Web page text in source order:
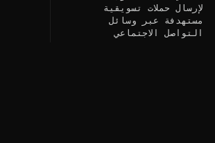
لإرسال حملات تسويقية
مستهدفة عبر وسائل
التواصل الاجتماعي